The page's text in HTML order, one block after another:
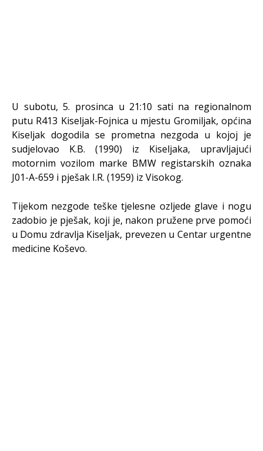
U subotu, 5. prosinca u 21:10 sati na regionalnom
putu R413 Kiseljak-Fojnica u mjestu Gromiljak, općina
Kiseljak dogodila se prometna nezgoda u kojoj je
sudjelovao K.B. (1990) iz Kiseljaka, upravljajući
motornim vozilom marke BMW registarskih oznaka
J01-A-659 i pješak I.R. (1959) iz Visokog.
Tijekom nezgode teške tjelesne ozljede glave i nogu
zadobio je pješak, koji je, nakon pružene prve pomoći
u Domu zdravlja Kiseljak, prevezen u Centar urgentne
medicine Koševo.